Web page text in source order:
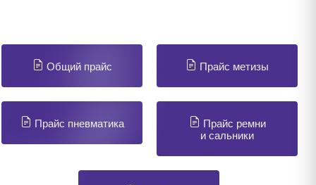
Общий прайс Прайс метизы
Прайс пневматика
Прайс ремни
и сальники